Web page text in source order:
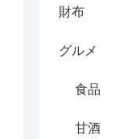
財布
グルメ
食品
甘酒